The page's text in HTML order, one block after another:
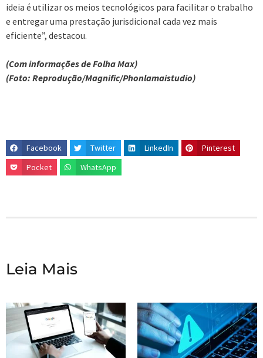
ideia é utilizar os meios tecnológicos para facilitar o trabalho
e entregar uma prestação jurisdicional cada vez mais
eficiente”, destacou.
(Com informações de Folha Max)
(Foto: Reprodução/Magnific/Phonlamaistudio)
Facebook Twitter LinkedIn
Pinterest
Pocket
WhatsApp
Leia Mais